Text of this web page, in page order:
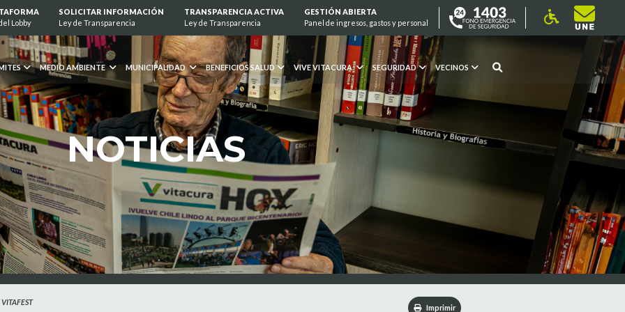
Lobby
SOLICITAR INFORMACIÓN
Ley de Transparencia
TRANSPARENCIA ACTIVA
Ley de Transparencia
GESTIÓN ABIERTA
Panel de ingresos, gastos y personal
MEDIO AMBIENTE MUNICIPALIDAD BENEFICIOS SALUD VIVE VITACURA SEGURIDAD VECINOS
NOTICIAS
Imprimir